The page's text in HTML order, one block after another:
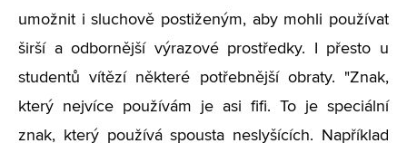
umožnit i sluchově postiženým, aby mohli používat
širší a odbornější výrazové prostředky. I přesto u
studentů vítězí některé potřebnější obraty. "Znak,
který nejvíce používám je asi fifi. To je speciální
znak, který používá spousta neslyšících. Například